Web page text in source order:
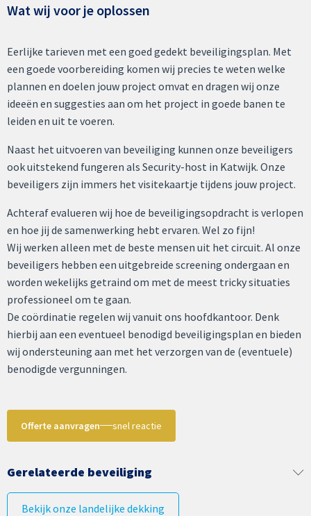
Wat wij voor je oplossen
Eerlijke tarieven met een goed gedekt beveiligingsplan. Met
een goede voorbereiding komen wij precies te weten welke
plannen en doelen jouw project omvat en dragen wij onze
ideeën en suggesties aan om het project in goede banen te
leiden en uit te voeren.
Naast het uitvoeren van beveiliging kunnen onze beveiligers
ook uitstekend fungeren als Security-host in Katwijk. Onze
beveiligers zijn immers het visitekaartje tijdens jouw project.
Achteraf evalueren wij hoe de beveiligingsopdracht is verlopen
en hoe jij de samenwerking hebt ervaren. Wel zo fijn!
Wij werken alleen met de beste mensen uit het circuit. Al onze
beveiligers hebben een uitgebreide screening ondergaan en
worden wekelijks getraind om met de meest tricky situaties
professioneel om te gaan.
De coördinatie regelen wij vanuit ons hoofdkantoor. Denk
hierbij aan een eventueel benodigd beveiligingsplan en bieden
wij ondersteuning aan met het verzorgen van de (eventuele)
benodigde vergunningen.
Offerte aanvragen snel reactie
Gerelateerde beveiliging
Bekijk onze landelijke dekking